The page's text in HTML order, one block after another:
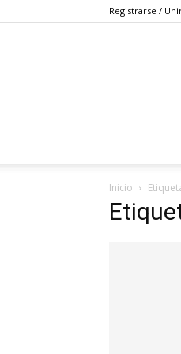
Registrarse /
Inicio